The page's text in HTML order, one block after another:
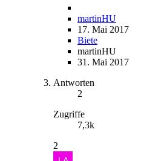
martinHU
17. Mai 2017
Biete
martinHU
31. Mai 2017
Antworten
2
Zugriffe
7,3k
2